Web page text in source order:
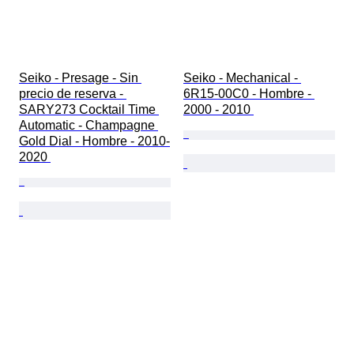
Seiko - Presage - Sin
precio de reserva -
SARY273 Cocktail Time
Automatic - Champagne
Gold Dial - Hombre - 2010-
2020
Seiko - Mechanical -
6R15-00C0 - Hombre -
2000 - 2010